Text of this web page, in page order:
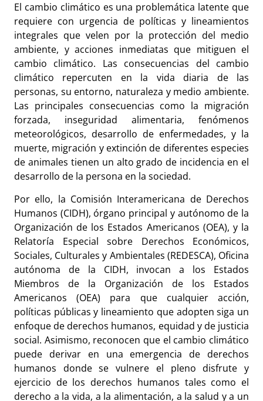
El cambio climático es una problemática latente que
requiere con urgencia de políticas y lineamientos
integrales que velen por la protección del medio
ambiente, y acciones inmediatas que mitiguen el
cambio climático. Las consecuencias del cambio
climático repercuten en la vida diaria de las
personas, su entorno, naturaleza y medio ambiente.
Las principales consecuencias como la migración
forzada, inseguridad alimentaria, fenómenos
meteorológicos, desarrollo de enfermedades, y la
muerte, migración y extinción de diferentes especies
de animales tienen un alto grado de incidencia en el
desarrollo de la persona en la sociedad.
Por ello, la Comisión Interamericana de Derechos
Humanos (CIDH), órgano principal y autónomo de la
Organización de los Estados Americanos (OEA), y la
Relatoría Especial sobre Derechos Económicos,
Sociales, Culturales y Ambientales (REDESCA), Oficina
autónoma de la CIDH, invocan a los Estados
Miembros de la Organización de los Estados
Americanos (OEA) para que cualquier acción,
políticas públicas y lineamiento que adopten siga un
enfoque de derechos humanos, equidad y de justicia
social. Asimismo, reconocen que el cambio climático
puede derivar en una emergencia de derechos
humanos donde se vulnere el pleno disfrute y
ejercicio de los derechos humanos tales como el
derecho a la vida, a la alimentación, a la salud y a un